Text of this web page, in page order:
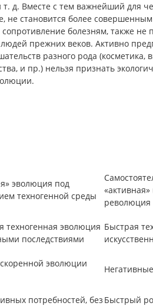
д. Вместе с тем важнейший для
не становится более
сопротивление болезням, также не
прежних веков. Активно
разного рода (косметика,
и пр.) нельзя признать
эволюция под
техногенной среды
революция
техногенная эволюция
последствиями
Быстрая
эволюции
потребностей, без Быстрый